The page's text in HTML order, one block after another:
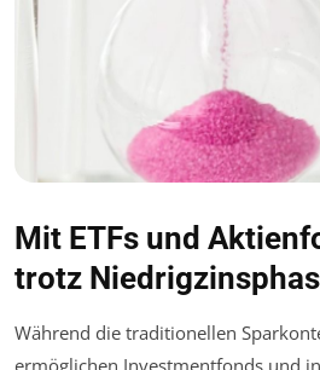
Mit ETFs und
trotz
Während die traditionellen